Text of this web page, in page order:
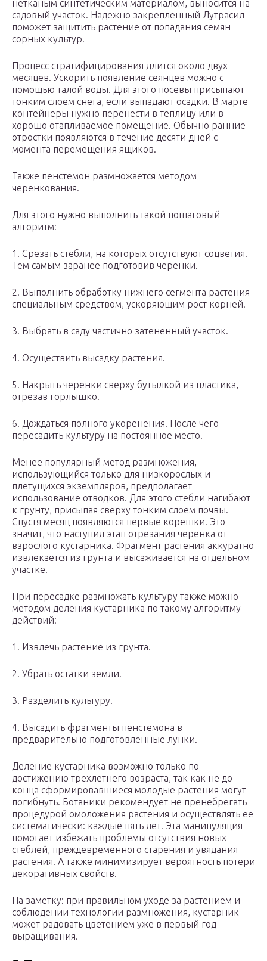
нетканым синтетическим материалом, выносится на
садовый участок. Надежно закрепленный Лутрасил
поможет защитить растение от попадания семян
сорных культур.
Процесс стратифицирования длится около двух
месяцев. Ускорить появление сеянцев можно с
помощью талой воды. Для этого посевы присыпают
тонким слоем снега, если выпадают осадки. В марте
контейнеры нужно перенести в теплицу или в
хорошо отапливаемое помещение. Обычно ранние
отростки появляются в течение десяти дней с
момента перемещения ящиков.
Также пенстемон размножается методом
черенкования.
Для этого нужно выполнить такой пошаговый
алгоритм:
1. Срезать стебли, на которых отсутствуют соцветия.
Тем самым заранее подготовив черенки.
2. Выполнить обработку нижнего сегмента растения
специальным средством, ускоряющим рост корней.
3. Выбрать в саду частично затененный участок.
4. Осуществить высадку растения.
5. Накрыть черенки сверху бутылкой из пластика,
отрезав горлышко.
6. Дождаться полного укоренения. После чего
пересадить культуру на постоянное место.
Менее популярный метод размножения,
использующийся только для низкорослых и
плетущихся экземпляров, предполагает
использование отводков. Для этого стебли нагибают
к грунту, присыпая сверху тонким слоем почвы.
Спустя месяц появляются первые корешки. Это
значит, что наступил этап отрезания черенка от
взрослого кустарника. Фрагмент растения аккуратно
извлекается из грунта и высаживается на отдельном
участке.
При пересадке размножать культуру также можно
методом деления кустарника по такому алгоритму
действий:
1. Извлечь растение из грунта.
2. Убрать остатки земли.
3. Разделить культуру.
4. Высадить фрагменты пенстемона в
предварительно подготовленные лунки.
Деление кустарника возможно только по
достижению трехлетнего возраста, так как не до
конца сформировавшиеся молодые растения могут
погибнуть. Ботаники рекомендует не пренебрегать
процедурой омоложения растения и осуществлять ее
систематически: каждые пять лет. Эта манипуляция
помогает избежать проблемы отсутствия новых
стеблей, преждевременного старения и увядания
растения. А также минимизирует вероятность потери
декоративных свойств.
На заметку: при правильном уходе за растением и
соблюдении технологии размножения, кустарник
может радовать цветением уже в первый год
выращивания.